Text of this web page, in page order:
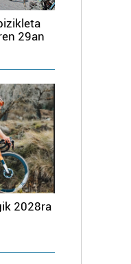
29an
2028ra